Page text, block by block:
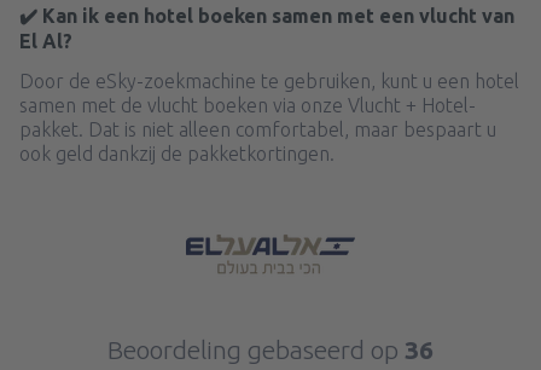
✔️ Kan ik een hotel boeken samen met een vlucht van
El Al?
Door de eSky-zoekmachine te gebruiken, kunt u een hotel
samen met de vlucht boeken via onze Vlucht + Hotel-
pakket. Dat is niet alleen comfortabel, maar bespaart u
ook geld dankzij de pakketkortingen.
Beoordeling gebaseerd op 36